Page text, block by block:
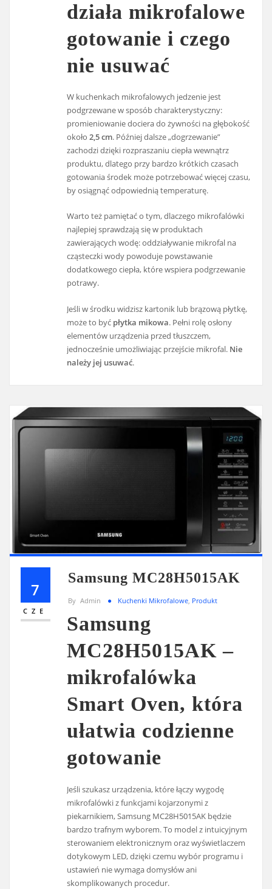
działa mikrofalowe
gotowanie i czego
nie usuwać
W kuchenkach mikrofalowych jedzenie jest
podgrzewane w sposób charakterystyczny:
promieniowanie dociera do żywności na głębokość
około2,5 cm. Później dalsze „dogrzewanie”
zachodzi dzięki rozpraszaniu ciepła wewnątrz
produktu, dlatego przy bardzo krótkich czasach
gotowania środek może potrzebować więcej czasu,
by osiągnąć odpowiednią temperaturę.
Warto też pamiętać o tym, dlaczego mikrofalówki
najlepiej sprawdzają się w produktach
zawierających wodę: oddziaływanie mikrofal na
cząsteczki wody powoduje powstawanie
dodatkowego ciepła, które wspiera podgrzewanie
potrawy.
Jeśli w środku widzisz kartonik lub brązową płytkę,
może to być płytka mikowa. Pełni rolę osłony
elementów urządzenia przed tłuszczem,
jednocześnie umożliwiając przejście mikrofal. Nie
należy jej usuwać.
7
CZE
Samsung MC28H5015AK
By Admin Kuchenki Mikrofalowe Produkt
Samsung
MC28H5015AK –
mikrofalówka
Smart Oven, która
ułatwia codzienne
gotowanie
Jeśli szukasz urządzenia, które łączy wygodę
mikrofalówki z funkcjami kojarzonymi z
piekarnikiem, Samsung MC28H5015AK będzie
bardzo trafnym wyborem. To model z intuicyjnym
sterowaniem elektronicznym oraz wyświetlaczem
dotykowym LED, dzięki czemu wybór programu i
ustawień nie wymaga domysłów ani
skomplikowanych procedur.